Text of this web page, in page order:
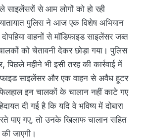
से आम लोगों को हो रही
पुलिस ने आज एक विशेष अभियान
वाहनों से मॉडिफाइड साइलेंसर जब्त
को चेतावनी देकर छोड़ा गया। पुलिस
पिछले महीने भी इसी तरह की कार्रवाई में
साइलेंसर और एक वाहन से अवैध हूटर
इन चालकों के चालान नहीं काटे गए
दी गई है कि यदि वे भविष्य में दोबारा
पाए गए, तो उनके खिलाफ चालान सहित
की जाएगी।